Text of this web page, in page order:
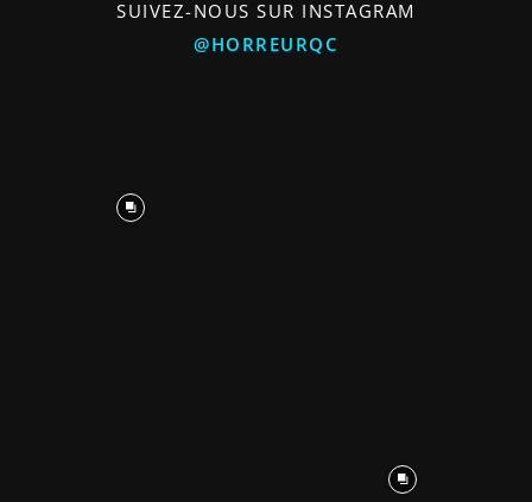
SUIVEZ-NOUS SUR INSTAGRAM
@HORREURQC